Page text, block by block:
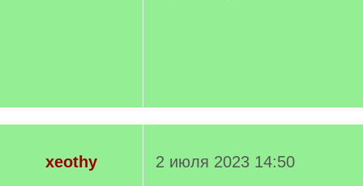
xeothy
2 июля 2023 14:50